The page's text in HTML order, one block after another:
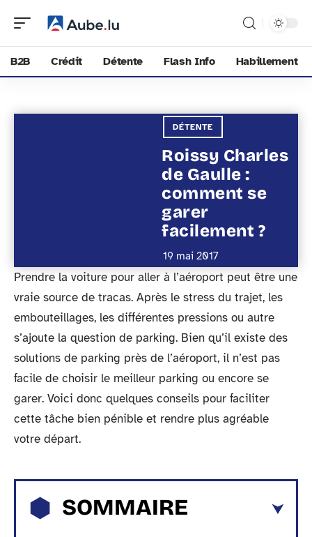
B2B Crédit Détente Flash Info Habillement
DÉTENTE
Roissy Charles
de Gaulle :
comment se
garer
facilement ?
19 mai 2017
Prendre la voiture pour aller à l’aéroport peut être une
vraie source de tracas. Après le stress du trajet, les
embouteillages, les différentes pressions ou autre
s’ajoute la question de parking. Bien qu’il existe des
solutions de parking près de l’aéroport, il n’est pas
facile de choisir le meilleur parking ou encore se
garer. Voici donc quelques conseils pour faciliter
cette tâche bien pénible et rendre plus agréable
votre départ.
SOMMAIRE